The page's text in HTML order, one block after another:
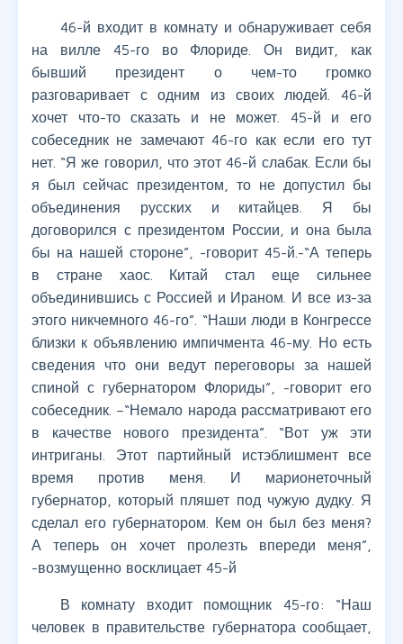
46-й входит в комнату и обнаруживает себя
на вилле 45-го во Флориде. Он видит, как
бывший президент о чем-то громко
разговаривает с одним из своих людей. 46-й
хочет что-то сказать и не может. 45-й и его
собеседник не замечают 46-го как если его тут
нет. “Я же говорил, что этот 46-й слабак. Если бы
я был сейчас президентом, то не допустил бы
объединения русских и китайцев. Я бы
договорился с президентом России, и она была
бы на нашей стороне”, -говорит 45-й.-“А теперь
в стране хаос. Китай стал еще сильнее
объединившись с Россией и Ираном. И все из-за
этого никчемного 46-го”. “Наши люди в Конгрессе
близки к объявлению импичмента 46-му. Но есть
сведения что они ведут переговоры за нашей
спиной с губернатором Флориды”, -говорит его
собеседник. –“Немало народа рассматривают его
в качестве нового президента”. “Вот уж эти
интриганы. Этот партийный истэблишмент все
время против меня. И марионеточный
губернатор, который пляшет под чужую дудку. Я
сделал его губернатором. Кем он был без меня?
А теперь он хочет пролезть впереди меня”,
-возмущенно восклицает 45-й
В комнату входит помощник 45-го: “Наш
человек в правительстве губернатора сообщает,